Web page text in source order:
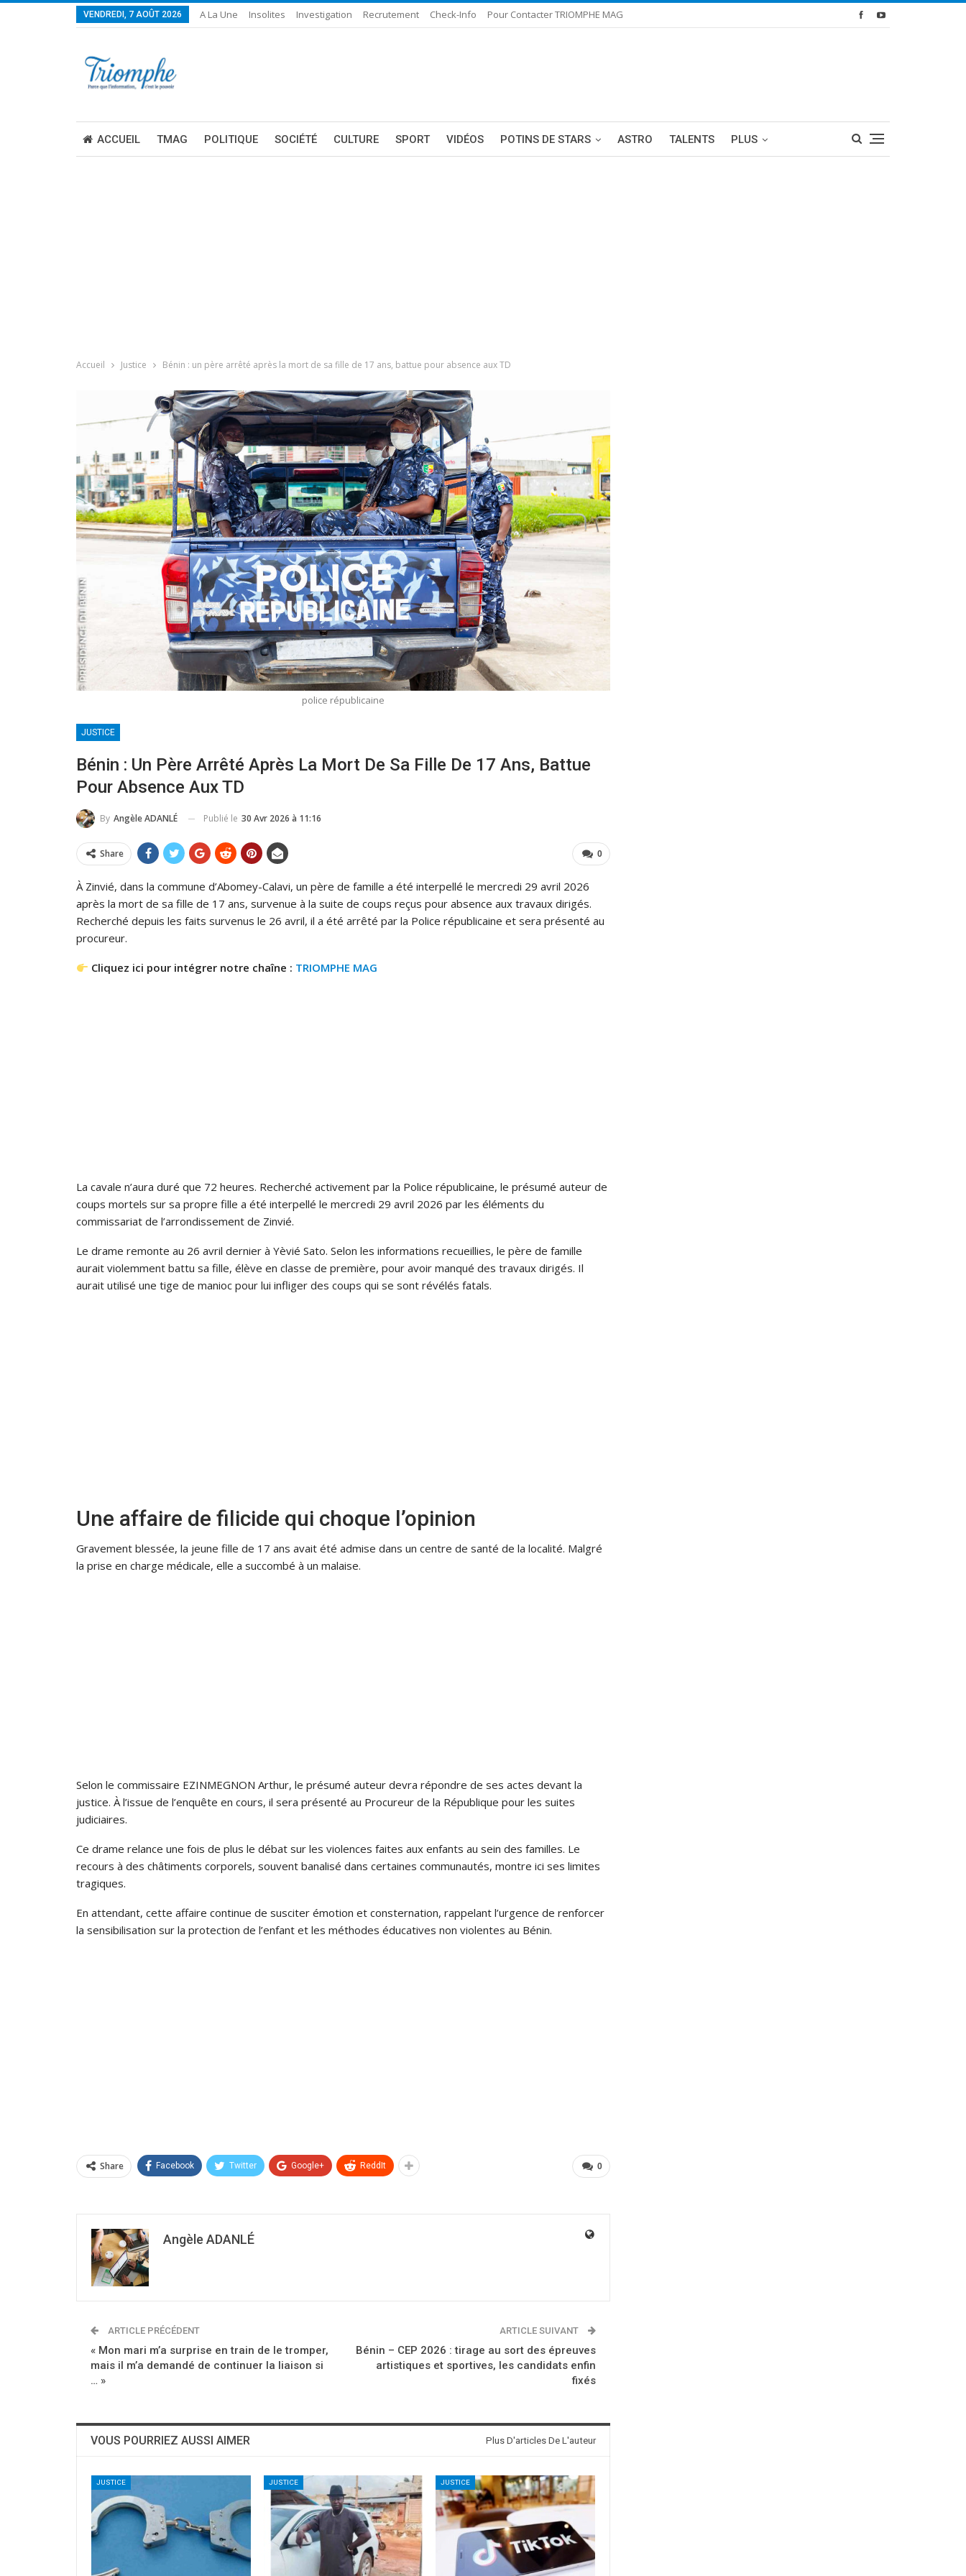
VENDREDI, 7 AOÛT 2026 A La Une Insolites Investigation Recrutement Check-Info Pour Contacter TRIOMPHE MAG
ACCUEIL TMAG POLITIQUE SOCIÉTÉ CULTURE SPORT VIDÉOS POTINS DE STARS ASTRO TALENTS PLUS
Accueil Justice Bénin : un père arrêté après la mort de sa fille de 17 ans, battue pour absence aux TD
police républicaine
JUSTICE
Bénin : Un Père Arrêté Après La Mort De Sa Fille De 17 Ans, Battue
Pour Absence Aux TD
By Angèle ADANLÉ Publié le 30 Avr 2026 à 11:16
0
Share
À Zinvié, dans la commune d’Abomey-Calavi, un père de famille a été interpellé le mercredi 29 avril 2026
après la mort de sa fille de 17 ans, survenue à la suite de coups reçus pour absence aux travaux dirigés.
Recherché depuis les faits survenus le 26 avril, il a été arrêté par la Police républicaine et sera présenté au
procureur.
Cliquez ici pour intégrer notre chaîne : TRIOMPHE MAG
La cavale n’aura duré que 72 heures. Recherché activement par la Police républicaine, le présumé auteur de
coups mortels sur sa propre fille a été interpellé le mercredi 29 avril 2026 par les éléments du
commissariat de l’arrondissement de Zinvié.
Le drame remonte au 26 avril dernier à Yèvié Sato. Selon les informations recueillies, le père de famille
aurait violemment battu sa fille, élève en classe de première, pour avoir manqué des travaux dirigés. Il
aurait utilisé une tige de manioc pour lui infliger des coups qui se sont révélés fatals.
Une affaire de filicide qui choque l’opinion
Gravement blessée, la jeune fille de 17 ans avait été admise dans un centre de santé de la localité. Malgré
la prise en charge médicale, elle a succombé à un malaise.
Selon le commissaire EZINMEGNON Arthur, le présumé auteur devra répondre de ses actes devant la
justice. À l’issue de l’enquête en cours, il sera présenté au Procureur de la République pour les suites
judiciaires.
Ce drame relance une fois de plus le débat sur les violences faites aux enfants au sein des familles. Le
recours à des châtiments corporels, souvent banalisé dans certaines communautés, montre ici ses limites
tragiques.
En attendant, cette affaire continue de susciter émotion et consternation, rappelant l’urgence de renforcer
la sensibilisation sur la protection de l’enfant et les méthodes éducatives non violentes au Bénin.
0
Share Facebook Twitter Google+ ReddIt
Angèle ADANLÉ
ARTICLE PRÉCÉDENT
« Mon mari m’a surprise en train de le tromper,
mais il m’a demandé de continuer la liaison si
… »
ARTICLE SUIVANT
Bénin – CEP 2026 : tirage au sort des épreuves
artistiques et sportives, les candidats enfin
fixés
VOUS POURRIEZ AUSSI AIMER Plus D'articles De L'auteur
JUSTICE JUSTICE JUSTICE